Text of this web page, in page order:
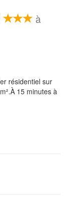
à
résidentiel sur
15 minutes à